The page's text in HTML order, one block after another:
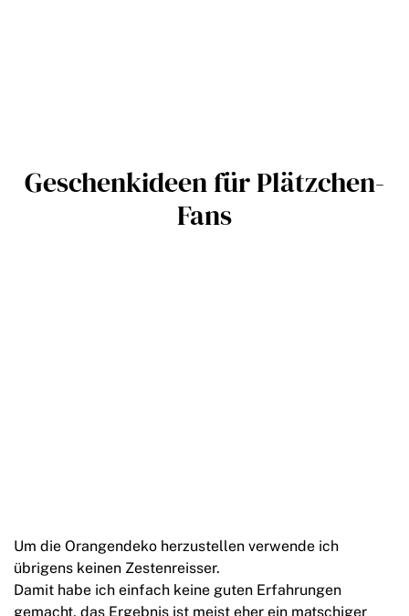
Geschenkideen für Plätzchen-
Fans
Um die Orangendeko herzustellen verwende ich
übrigens keinen Zestenreisser.
Damit habe ich einfach keine guten Erfahrungen
gemacht, das Ergebnis ist meist eher ein matschiger